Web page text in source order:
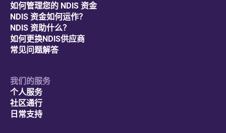
如何管理您的 NDIS 资金
NDIS 资金如何运作？
NDIS 资助什么？
如何更换NDIS供应商
常见问题解答
我们的服务
个人服务
社区通行
日常支持